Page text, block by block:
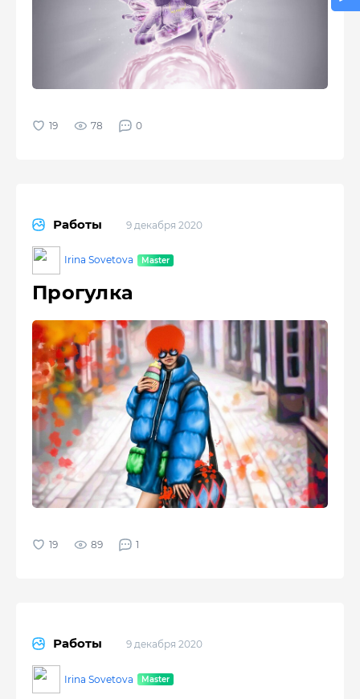
78 0
Работы 9 декабря 2020
Irina Sovetova
Прогулка
89 1
Работы 9 декабря 2020
Irina Sovetova